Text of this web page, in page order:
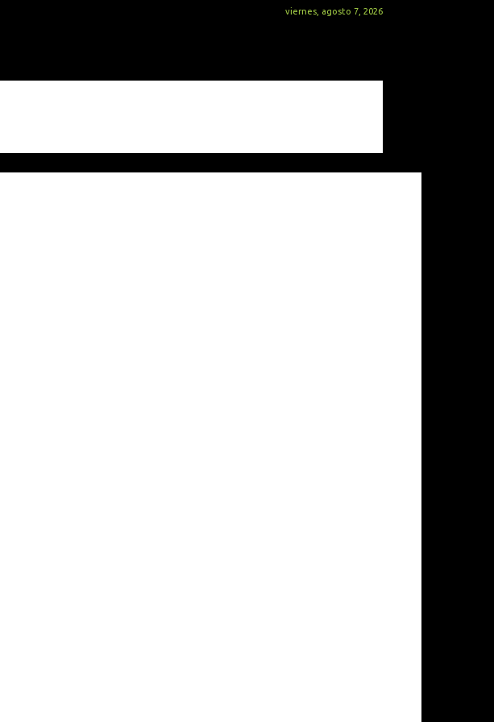
viernes, agosto 7, 2026